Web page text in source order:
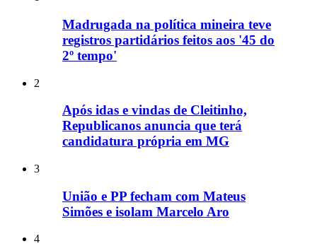
Madrugada na política mineira teve
registros partidários feitos aos '45 do
2º tempo'
2
Após idas e vindas de Cleitinho,
Republicanos anuncia que terá
candidatura própria em MG
3
União e PP fecham com Mateus
Simões e isolam Marcelo Aro
4